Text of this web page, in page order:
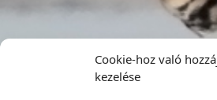
Cookie-hoz való
kezelése